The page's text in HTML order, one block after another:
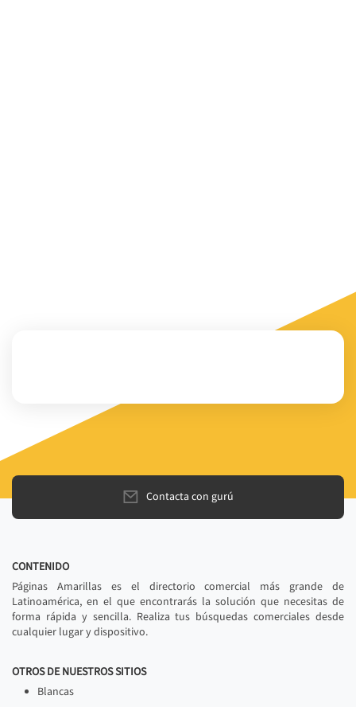
Contacta con gurú
CONTENIDO
Páginas Amarillas es el directorio comercial más grande de
Latinoamérica, en el que encontrarás la solución que necesitas de
forma rápida y sencilla. Realiza tus búsquedas comerciales desde
cualquier lugar y dispositivo.
OTROS DE NUESTROS SITIOS
Blancas